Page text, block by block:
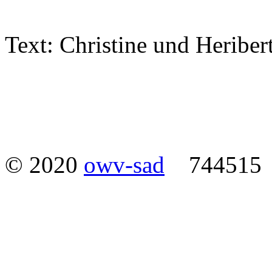
Text: Christine und
© 2020 owv-sad 744515